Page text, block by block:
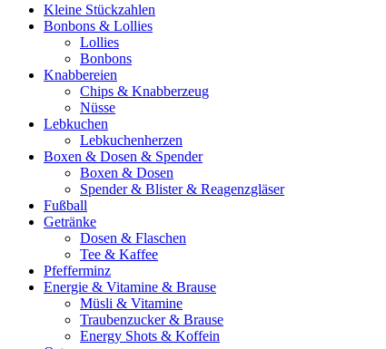
Kleine Stückzahlen
Bonbons & Lollies
Lollies
Bonbons
Knabbereien
Chips & Knabberzeug
Nüsse
Lebkuchen
Lebkuchenherzen
Boxen & Dosen & Spender
Boxen & Dosen
Spender & Blister & Reagenzgläser
Fußball
Getränke
Dosen & Flaschen
Tee & Kaffee
Pfefferminz
Energie & Vitamine & Brause
Müsli & Vitamine
Traubenzucker & Brause
Energy Shots & Koffein